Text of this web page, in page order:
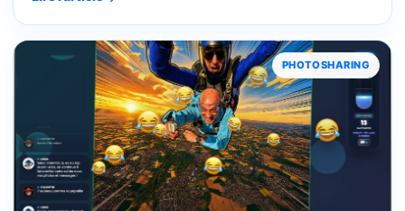
PHOTOSHARING